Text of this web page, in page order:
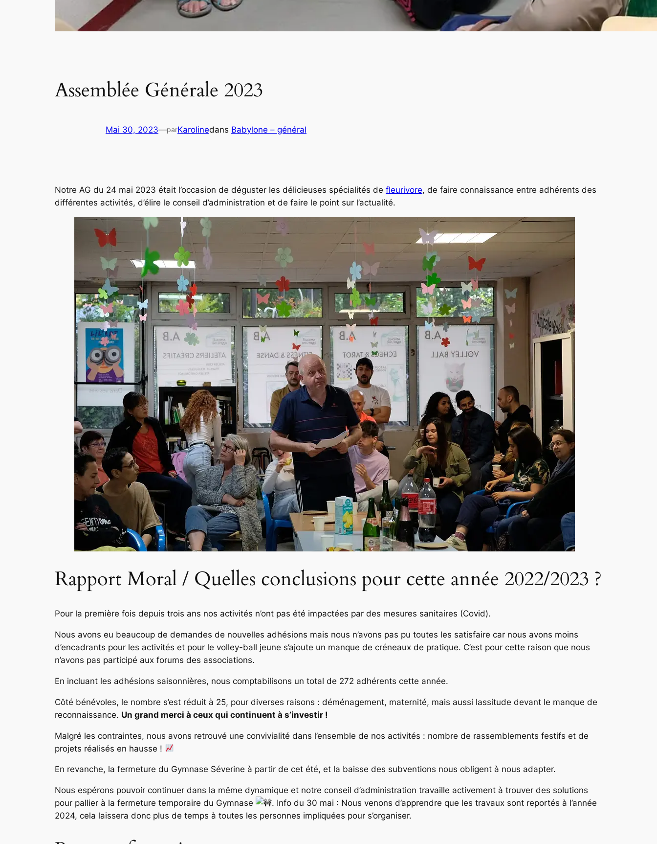
Assemblée Générale 2023
Mai 30, 2023—parKarolinedans Babylone – général
Notre AG du 24 mai 2023 était l’occasion de déguster les délicieuses spécialités de fleurivore, de faire connaissance entre adhérents des
différentes activités, d’élire le conseil d’administration et de faire le point sur l’actualité.
Rapport Moral / Quelles conclusions pour cette année 2022/2023 ?
Pour la première fois depuis trois ans nos activités n’ont pas été impactées par des mesures sanitaires (Covid).
Nous avons eu beaucoup de demandes de nouvelles adhésions mais nous n’avons pas pu toutes les satisfaire car nous avons moins
d’encadrants pour les activités et pour le volley-ball jeune s’ajoute un manque de créneaux de pratique. C’est pour cette raison que nous
n’avons pas participé aux forums des associations.
En incluant les adhésions saisonnières, nous comptabilisons un total de 272 adhérents cette année.
Côté bénévoles, le nombre s’est réduit à 25, pour diverses raisons : déménagement, maternité, mais aussi lassitude devant le manque de
reconnaissance. Un grand merci à ceux qui continuent à s’investir !
Malgré les contraintes, nous avons retrouvé une convivialité dans l’ensemble de nos activités : nombre de rassemblements festifs et de
projets réalisés en hausse !
En revanche, la fermeture du Gymnase Séverine à partir de cet été, et la baisse des subventions nous obligent à nous adapter.
Nous espérons pouvoir continuer dans la même dynamique et notre conseil d’administration travaille activement à trouver des solutions
pour pallier à la fermeture temporaire du Gymnase
. Info du 30 mai : Nous venons d’apprendre que les travaux sont reportés à l’année
2024, cela laissera donc plus de temps à toutes les personnes impliquées pour s’organiser.